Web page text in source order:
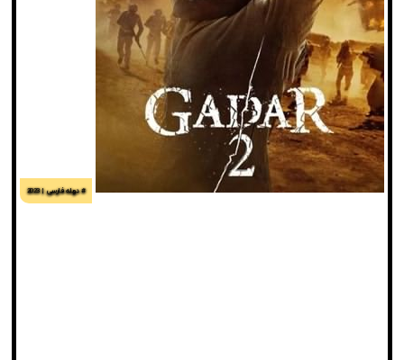
# دوبله فارسی 2023